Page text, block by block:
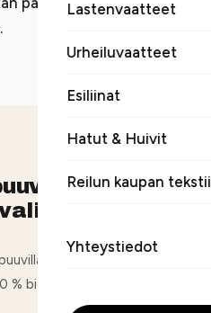
Lastenvaatteet
Urheiluvaatteet
Esiliinat
Hatut & Huivit
Reilun kaupan
Yhteystiedot
ja miksi
huomattavasti
biohajoava.